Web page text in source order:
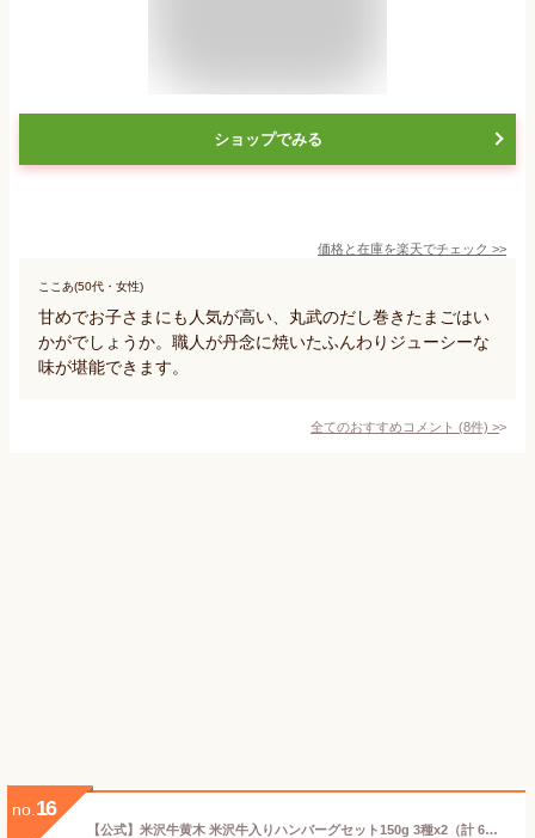
ショップでみる
価格と在庫を楽天でチェック >>
ここあ(50代・女性)
甘めでお子さまにも人気が高い、丸武のだし巻きたまごはい
かがでしょうか。職人が丹念に焼いたふんわりジューシーな
味が堪能できます。
全てのおすすめコメント (8件) >
no. 16
【公式】米沢牛黄木 米沢牛入りハンバーグセット150g 3種x2（計 6個入り）米沢牛 国産豚 デミグラスハンバーグ フレッシュマッシュルーム 3種のきのこ 野菜 和風ハンバーグ コク 旨み 風味 イタリアンハンバーグ 国産 お中元 お歳暮 ギフト お取り寄せ 誕生日 御贈答